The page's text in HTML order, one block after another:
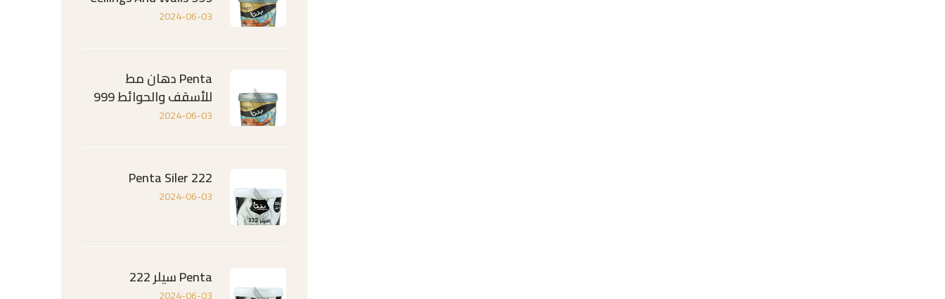
2024-06-03
Penta دهان مط
للأسقف والحوائط 999
2024-06-03
Penta Siler 222
2024-06-03
Penta سيلر 222